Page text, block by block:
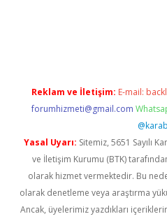
Reklam ve İletişim: E-mail:
forumhizmeti@gmail.com
Yasal Uyarı: Sitemiz, 5651 Sayılı
ve İletişim Kurumu (BTK)
olarak hizmet vermektedir. Bu
olarak denetleme veya araştırma
Ancak, üyelerimiz yazdıkları